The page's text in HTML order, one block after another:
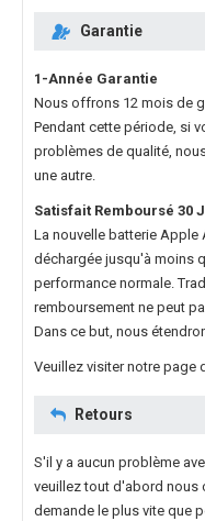
Garantie
1-Année Garantie
Nous offrons 12 mois de
Pendant cette période, si
problèmes de qualité,
une autre.
Satisfait Remboursé 30
La nouvelle batterie Apple
déchargée jusqu'à moins
performance normale.
remboursement ne peut
Dans ce but, nous
Veuillez visiter notre page
Retours
S'il y a aucun problème
veuillez tout d'abord nous
demande le plus vite que